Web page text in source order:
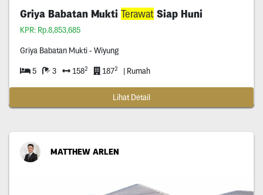
Griya Babatan Mukti TerawatSiap Huni
KPR: Rp.8,853,685
Griya Babatan Mukti - Wiyung
5 3 1582 1872 | Rumah
Lihat Detail
MATTHEW ARLEN